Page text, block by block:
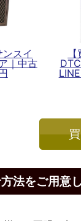
ンスイ
｜中古
法をご用意